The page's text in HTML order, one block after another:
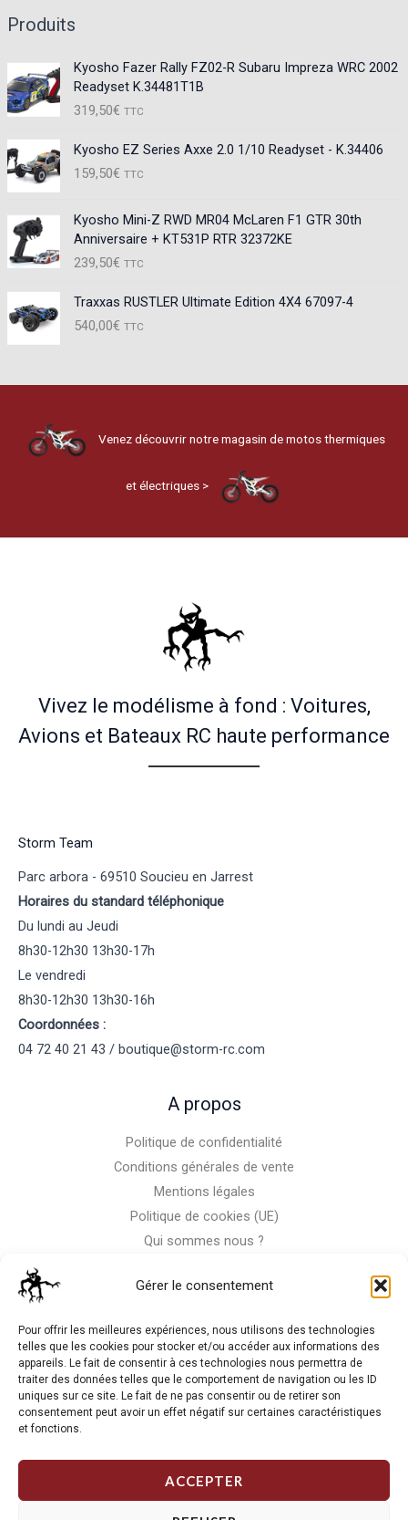
Gérer le consentement
Pour offrir les meilleures expériences, nous utilisons des technologies
telles que les cookies pour stocker et/ou accéder aux informations des
appareils. Le fait de consentir à ces technologies nous permettra de
traiter des données telles que le comportement de navigation ou les ID
uniques sur ce site. Le fait de ne pas consentir ou de retirer son
consentement peut avoir un effet négatif sur certaines caractéristiques
et fonctions.
ACCEPTER
Produits
Kyosho Fazer Rally FZ02-R Subaru Impreza WRC 2002
Readyset K.34481T1B
319,50€ TTC
Kyosho EZ Series Axxe 2.0 1/10 Readyset - K.34406
159,50€ TTC
Kyosho Mini-Z RWD MR04 McLaren F1 GTR 30th
Anniversaire + KT531P RTR 32372KE
239,50€ TTC
Traxxas RUSTLER Ultimate Edition 4X4 67097-4
540,00€ TTC
Venez découvrir notre magasin de motos thermiques
et électriques >
Vivez le modélisme à fond : Voitures,
Avions et Bateaux RC haute performance
Storm Team
Parc arbora - 69510 Soucieu en Jarrest
Horaires du standard téléphonique
Du lundi au Jeudi
8h30-12h30 13h30-17h
Le vendredi
8h30-12h30 13h30-16h
Coordonnées :
04 72 40 21 43 / boutique@storm-rc.com
A propos
Politique de confidentialité
Conditions générales de vente
Mentions légales
Politique de cookies (UE)
Qui sommes nous ?
La RC n'est pas notre seule passion, venez visiter notre shop
de motos